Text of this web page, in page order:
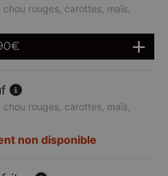
rouges, carottes, maïs,
€
rouges, carottes, maïs,
non disponible